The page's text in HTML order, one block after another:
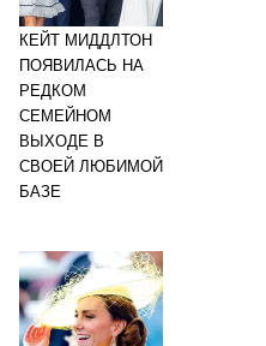
КЕЙТ МИДДЛТОН
ПОЯВИЛАСЬ НА
РЕДКОМ
СЕМЕЙНОМ
ВЫХОДЕ В
СВОЕЙ ЛЮБИМОЙ
БАЗЕ